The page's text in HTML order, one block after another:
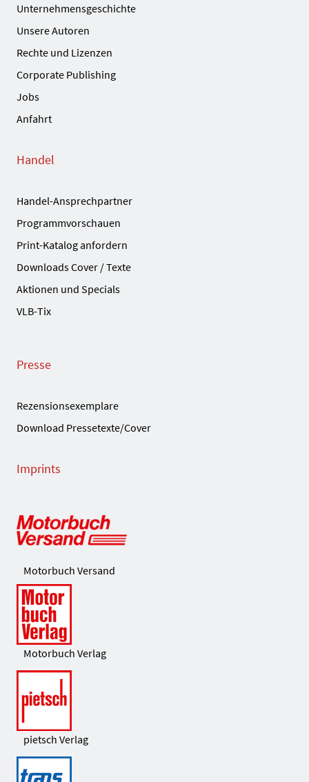
Unternehmensgeschichte
Unsere Autoren
Rechte und Lizenzen
Corporate Publishing
Jobs
Anfahrt
Handel
Handel-Ansprechpartner
Programmvorschauen
Print-Katalog anfordern
Downloads Cover / Texte
Aktionen und Specials
VLB-Tix
Presse
Rezensionsexemplare
Download Pressetexte/Cover
Imprints
Motorbuch Versand
Motorbuch Verlag
pietsch Verlag